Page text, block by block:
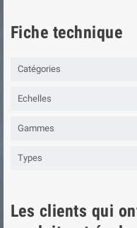
Fiche technique
Catégories
Echelles
Gammes
Types
Les clients qui